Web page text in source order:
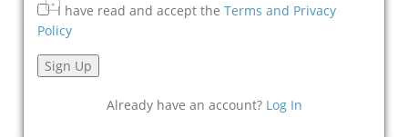
I have read and accept the Terms and Privacy
Policy
Already have an account? Log In